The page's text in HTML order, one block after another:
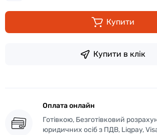
Купити
Купити в клік
Оплата онлайн
Готівкою, Безготівковий
юридичних осіб з ПДВ, Liqpay,